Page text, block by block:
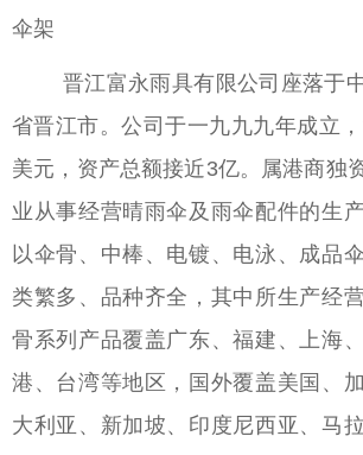
伞架
晋江富永雨具有限公司座落于
省晋江市。公司于一九九九年成立
美元，资产总额接近3亿。属港商独
业从事经营晴雨伞及雨伞配件的生
以伞骨、中棒、电镀、电泳、成品
类繁多、品种齐全，其中所生产经
骨系列产品覆盖广东、福建、上海
港、台湾等地区，国外覆盖美国、
大利亚、新加坡、印度尼西亚、马